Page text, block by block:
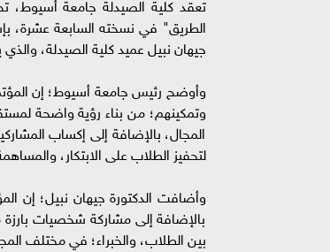
الطريق" في نسخته السابعة عشرة،
جيهان نبيل عميد كلية الصيدلة، والذي يعقد خلال الفترة من ٣ ، وحتي ٦ من
وأوضح رئيس جامعة أسيوط؛ إن
وتمكينهم؛ من بناء رؤية واضحة
المجال، بالإضافة إلى إكساب
لتحفيز الطلاب على الابتكار،
وأضافت الدكتورة جيهان نبيل؛ إن
بالإضافة إلى مشاركة شخصيات
بين الطلاب، والخبراء؛ في مختلف